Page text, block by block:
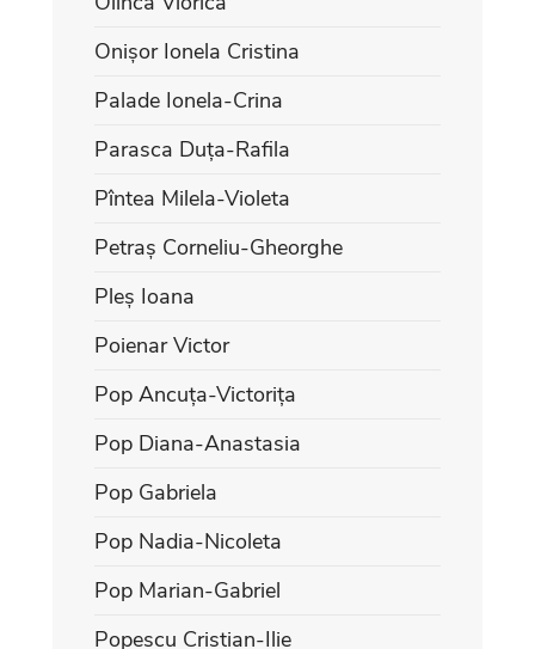
Onișor Ionela Cristina
Palade Ionela-Crina
Parasca Duța-Rafila
Pîntea Milela-Violeta
Petraș Corneliu-Gheorghe
Pleș Ioana
Poienar Victor
Pop Ancuța-Victorița
Pop Diana-Anastasia
Pop Gabriela
Pop Nadia-Nicoleta
Pop Marian-Gabriel
Popescu Cristian-Ilie